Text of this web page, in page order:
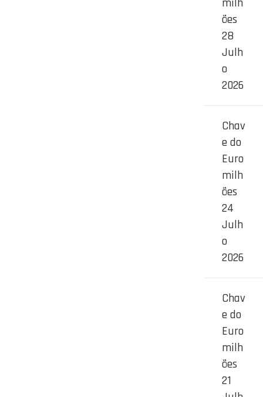
ões
28
Julh
o
2026
Chav
e do
Euro
milh
ões
24
Julh
o
2026
Chav
e do
Euro
milh
ões
21